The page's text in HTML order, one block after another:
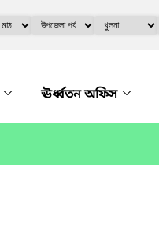
ঊর্ধ্বতন অফিস